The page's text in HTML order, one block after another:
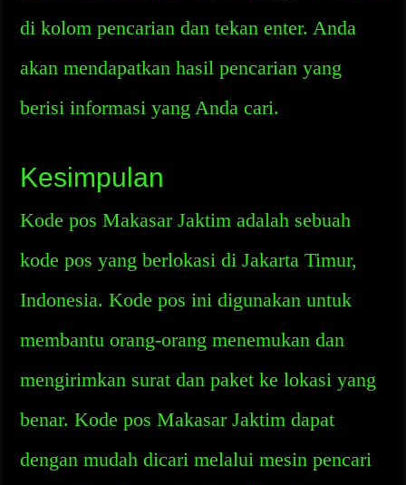
di kolom pencarian dan tekan enter. Anda
akan mendapatkan hasil pencarian yang
berisi informasi yang Anda cari.
Kesimpulan
Kode pos Makasar Jaktim adalah sebuah
kode pos yang berlokasi di Jakarta Timur,
Indonesia. Kode pos ini digunakan untuk
membantu orang-orang menemukan dan
mengirimkan surat dan paket ke lokasi yang
benar. Kode pos Makasar Jaktim dapat
dengan mudah dicari melalui mesin pencari